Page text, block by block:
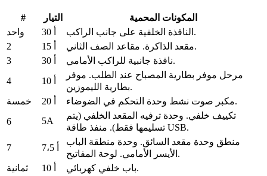
# التيار
المكونات المحمية
واحد
النافذة الخلفية على جانب الراكب.
2
مقعد الذاكرة.مقاعد الصف الثاني.
3
نافذة جانبية للراكب الأمامي.
4
مرحل موفر بطارية المصباح عند الطلب. موفر
بطارية الليموزين.
خمسة
مكبر صوت نشط وحدة التحكم في الضوضاء.
6
5A
تكييف خلفي. وحدة ترفيه المقعد الخلفي (يتم
تسليمها فقط). منفذ طاقة USB.
7
منطق وحدة مقعد السائق. وحدة منطقة الباب
الأيسر الأمامي. لوحة المفاتيح.
ثمانية
باب خلفي كهربائي.